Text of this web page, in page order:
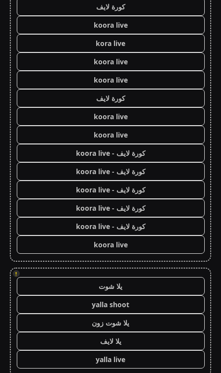
كورة لايف
koora live
kora live
koora live
koora live
كورة لايف
koora live
koora live
كورة لايف - koora live
كورة لايف - koora live
كورة لايف - koora live
كورة لايف - koora live
كورة لايف - koora live
koora live
!
يلا شوت
yalla shoot
يلا شوت زون
يلا لايف
yalla live